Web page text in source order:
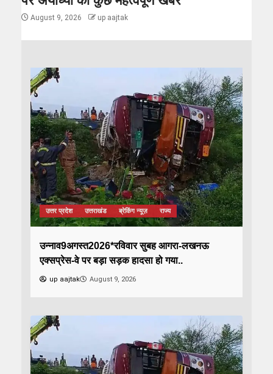
August 9, 2026 up aajtak
उत्तर प्रदेश उत्तराखंड ब्रेकिंग न्यूज़ राज्य
उन्नाव9अगस्त2026*रविवार सुबह आगरा-लखनऊ
एक्सप्रेस-वे पर बड़ा सड़क हादसा हो गया..
up aajtak August 9, 2026